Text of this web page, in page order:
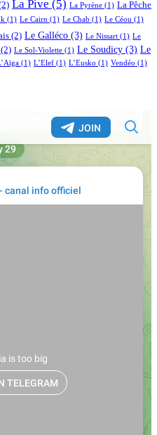
La Pive (5) La Pyrène (1) La Pêche
(1) Le Cairn (1) Le Chab (1) Le Céou (1)
(2) Le Galléco (3) Le Nissart (1) Le
(2) Le Sol-Violette (1) Le Soudicy (3) Le
(1) L’Elef (1) L’Eusko (1) Vendéo (1)